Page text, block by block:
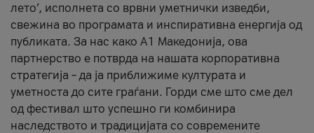
лето’, исполнета со врвни уметнички изведби,
свежина во програмата и инспиративна енергија од
публиката. За нас како A1 Македонија, ова
партнерство е потврда на нашата корпоративна
стратегија – да ја приближиме културата и
уметноста до сите граѓани. Горди сме што сме дел
од фестивал што успешно ги комбинира
наследството и традицијата со современите